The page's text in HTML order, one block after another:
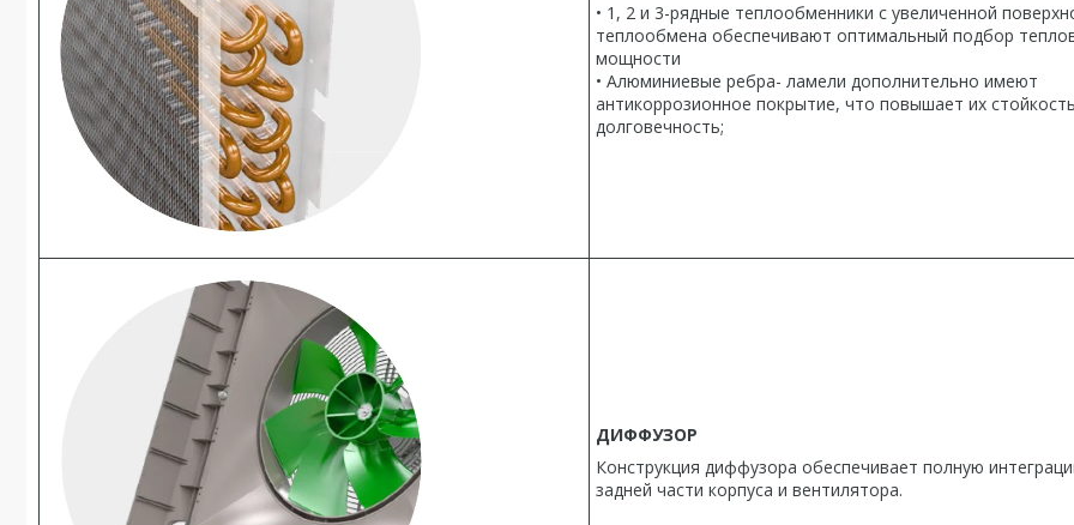
• 1, 2 и 3-рядные теплообменники с увеличенной
теплообмена обеспечивают оптимальный подбор
мощности
• Алюминиевые ребра- ламели дополнительно имеют
антикоррозионное покрытие, что повышает их
долговечность;
ДИФФУЗОР
Конструкция диффузора обеспечивает полную
задней части корпуса и вентилятора.